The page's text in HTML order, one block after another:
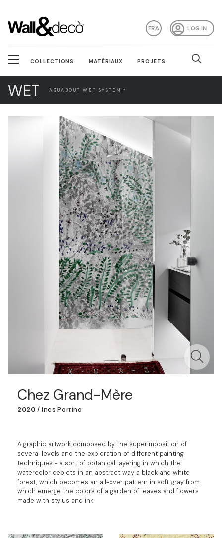
LOG IN
FRA
COLLECTIONS MATÉRIAUX PROJETS
WET AQUABOUT WET SYSTEM™
Chez Grand-Mère
2020 / Ines Porrino
A graphic artwork composed by the superimposition of
several levels and the exploration of different painting
techniques - a sort of botanical layering in which the
watercolor depicts in an abstract way a black and white
forest, which becomes an all-over pattern in soft gray from
which emerge the colors of a garden of leaves and flowers
made with stylus and ink.